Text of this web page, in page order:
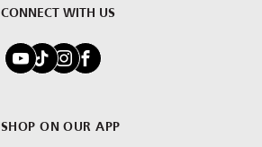
CONNECT WITH US
SHOP ON OUR APP!